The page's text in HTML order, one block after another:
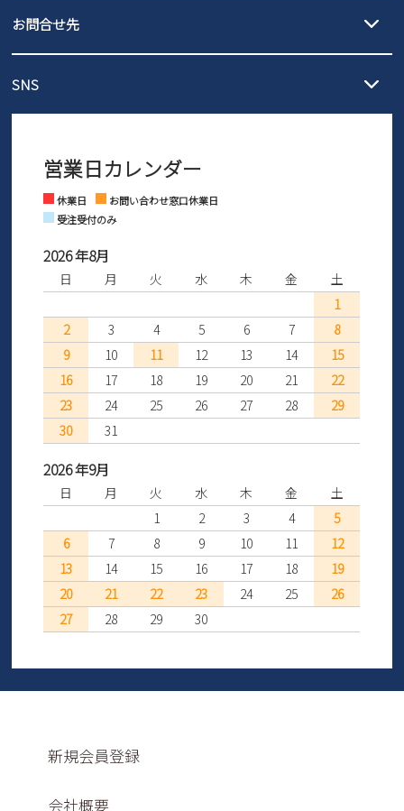
3,980円（税込）以上お買い上げで送料無料
発送日・送料詳細については
ご利用ください。
ご利用ください。
の片道無料サービスを実施中！
ントとしても安心してご利用いただけるよう、サイズ交換の受付期
さい。
お問合せ先
営業時間：11時～17時
※土日祝はお問い合わせ窓口休業日となります。
SNS
Facebook Instagram
営業日カレンダー
休業日
お問い合わせ窓口休業日
受注受付のみ
2026 年8月
日 月 火 水 木 金
土
1
2
3 4 5 6 7
8
9
10 11 12 13 14
15
16
17 18 19 20 21
22
23
24 25 26 27 28
29
30
31
2026 年9月
日 月 火 水 木 金
土
1
2 3 4
5
6
7 8 9 10 11
12
13
14 15 16 17 18
19
20
21 22 23 24 25
26
27
28 29 30
新規会員登録
会社概要